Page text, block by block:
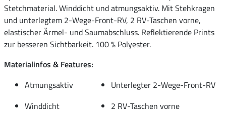
Stetchmaterial. Winddicht und atmungsaktiv. Mit Stehkragen
und unterlegtem 2-Wege-Front-RV, 2 RV-Taschen vorne,
elastischer Ärmel- und Saumabschluss. Reflektierende Prints
zur besseren Sichtbarkeit. 100 % Polyester.
Materialinfos & Features:
Atmungsaktiv
Unterlegter 2-Wege-Front-RV
Winddicht
2 RV-Taschen vorne